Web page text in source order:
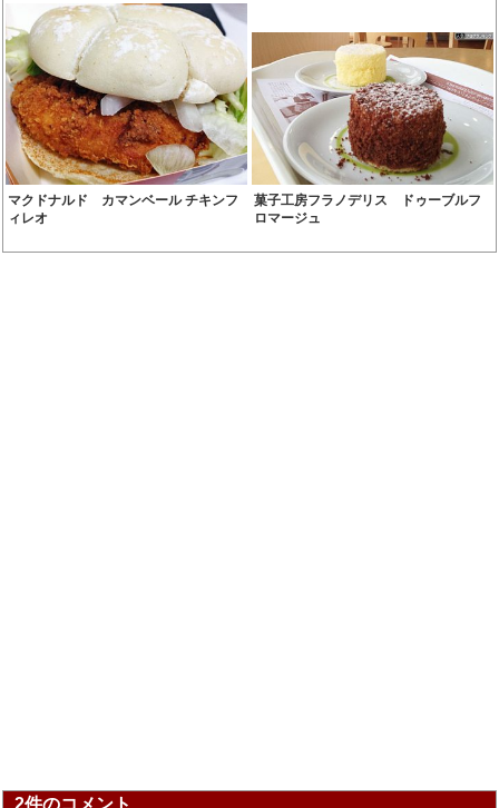
マクドナルド カマンベール チキンフ
ィレオ
菓子工房フラノデリス ドゥーブルフ
ロマージュ